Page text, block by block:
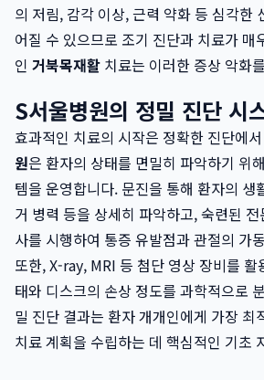
의 저림, 감각 이상, 근력 약화 등 심각한
어질 수 있으므로 조기 진단과 치료가 매
인 거북목재활 치료는 이러한 증상 악화
S서울병원의 정밀 진단 시
효과적인 치료의 시작은 정확한 진단에
원은 환자의 상태를 면밀히 파악하기 위
템을 운영합니다. 문진을 통해 환자의 생
거 병력 등을 상세히 파악하고, 숙련된
사를 시행하여 통증 유발점과 관절의 가
또한, X-ray, MRI 등 첨단 영상 장비를
태와 디스크의 손상 정도를 과학적으로
밀 진단 결과는 환자 개개인에게 가장 최
치료 계획을 수립하는 데 핵심적인 기초